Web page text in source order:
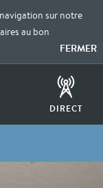
sur notre
au bon
FERMER
DIRECT